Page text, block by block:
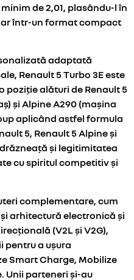
de 2,01, plasându-l în
într-un format compact
adaptată
Renault 5 Turbo 3E este
poziție alături de Renault 5
și Alpine A290 (mașina
aplicând astfel formula
5, Renault 5 Alpine și
și legitimitatea
cu spiritul competitiv și
complementare, cum
arhitectură electronică și
(V2L și V2G),
pentru a ușura
Smart Charge, Mobilize
Unii parteneri și-au